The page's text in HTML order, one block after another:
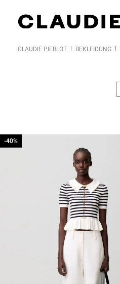
CLAUDIE PIERLOT BEKLEIDUNG
-40%
-40%